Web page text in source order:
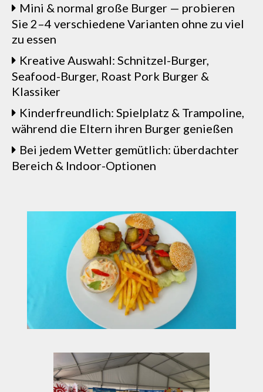
Mini & normal große Burger — probieren
Sie 2–4 verschiedene Varianten ohne zu viel
zu essen
Kreative Auswahl: Schnitzel-Burger,
Seafood-Burger, Roast Pork Burger &
Klassiker
Kinderfreundlich: Spielplatz & Trampoline,
während die Eltern ihren Burger genießen
Bei jedem Wetter gemütlich: überdachter
Bereich & Indoor-Optionen